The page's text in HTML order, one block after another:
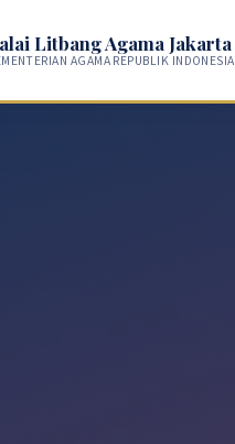
Litbang Agama Jakarta
AGAMA REPUBLIK INDONESIA